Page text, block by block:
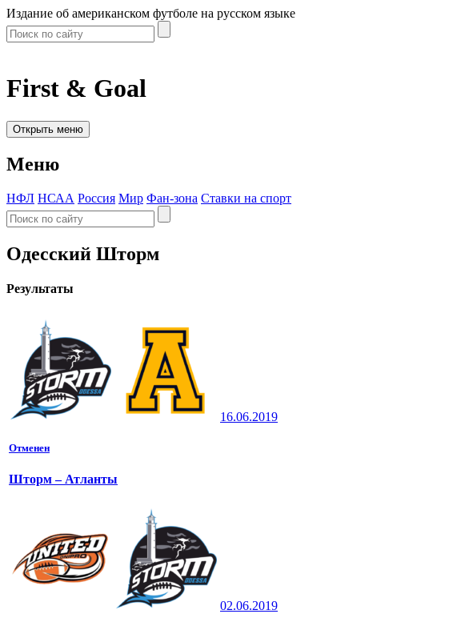
Издание об американском футболе на русском языке
First & Goal
Открыть меню
Меню
НФЛ НСАА Россия Мир Фан-зона Ставки на спорт
Одесский Шторм
Результаты
16.06.2019
Отменен
Шторм – Атланты
02.06.2019